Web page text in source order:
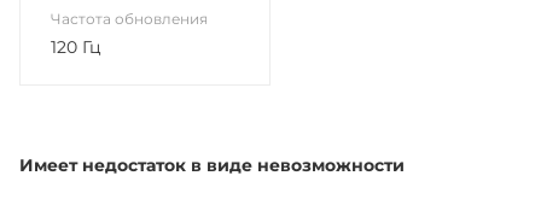
Имеет недостаток в виде невозможности
Частота обновления
120 Гц